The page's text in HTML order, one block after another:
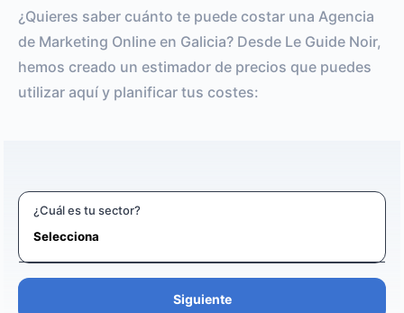
¿Quieres saber cuánto te puede costar una Agencia
de Marketing Online en Galicia? Desde Le Guide Noir,
hemos creado un estimador de precios que puedes
utilizar aquí y planificar tus costes:
¿Cuál es tu sector?
Siguiente